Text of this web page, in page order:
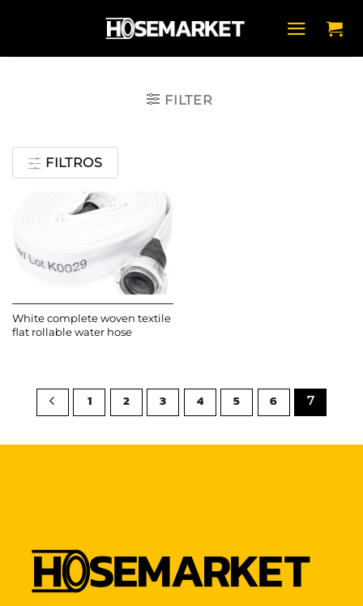
FILTER
FILTROS
White complete woven textile
flat rollable water hose
1 2 3 4 5 6 7